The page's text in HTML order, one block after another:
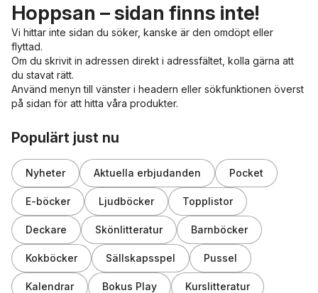
Hoppsan – sidan finns inte!
Vi hittar inte sidan du söker, kanske är den omdöpt eller
flyttad.
Om du skrivit in adressen direkt i adressfältet, kolla gärna att
du stavat rätt.
Använd menyn till vänster i headern eller sökfunktionen överst
på sidan för att hitta våra produkter.
Populärt just nu
Nyheter Aktuella erbjudanden Pocket
E-böcker Ljudböcker Topplistor
Deckare Skönlitteratur Barnböcker
Kokböcker Sällskapsspel Pussel
Kalendrar Bokus Play Kurslitteratur